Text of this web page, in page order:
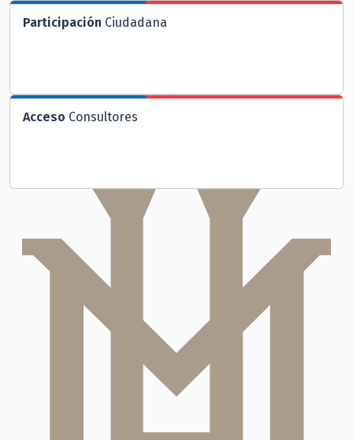
Participación Ciudadana
Acceso Consultores